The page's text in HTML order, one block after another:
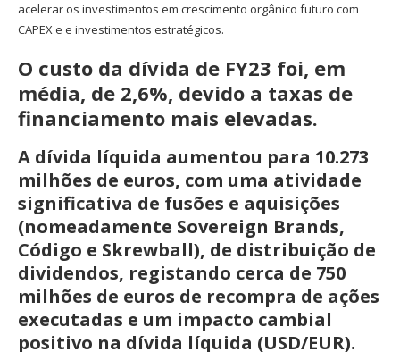
acelerar os investimentos em crescimento orgânico futuro com
CAPEX e e investimentos estratégicos.
O custo da dívida de FY23 foi, em
média, de 2,6%, devido a taxas de
financiamento mais elevadas.
A dívida líquida aumentou para 10.273
milhões de euros, com uma atividade
significativa de fusões e aquisições
(nomeadamente Sovereign Brands,
Código e Skrewball), de distribuição de
dividendos, registando cerca de 750
milhões de euros de recompra de ações
executadas e um impacto cambial
positivo na dívida líquida (USD/EUR).